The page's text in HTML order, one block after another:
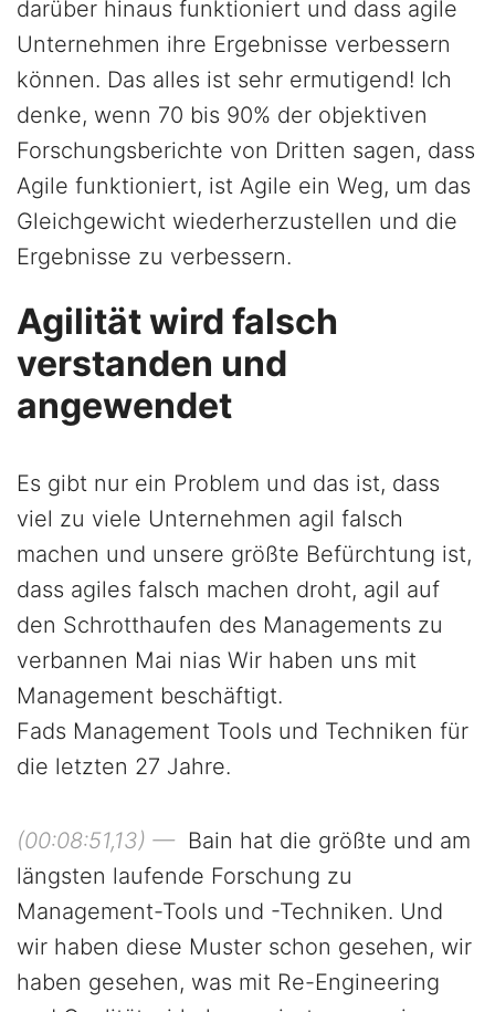
darüber hinaus funktioniert und dass agile
Unternehmen ihre Ergebnisse verbessern
können. Das alles ist sehr ermutigend! Ich
denke, wenn 70 bis 90% der objektiven
Forschungsberichte von Dritten sagen, dass
Agile funktioniert, ist Agile ein Weg, um das
Gleichgewicht wiederherzustellen und die
Ergebnisse zu verbessern.
Agilität wird falsch
verstanden und
angewendet
Es gibt nur ein Problem und das ist, dass
viel zu viele Unternehmen agil falsch
machen und unsere größte Befürchtung ist,
dass agiles falsch machen droht, agil auf
den Schrotthaufen des Managements zu
verbannen Mai nias Wir haben uns mit
Management beschäftigt.
Fads Management Tools und Techniken für
die letzten 27 Jahre.
(00:08:51,13) —Bain hat die größte und am
längsten laufende Forschung zu
Management-Tools und -Techniken. Und
wir haben diese Muster schon gesehen, wir
haben gesehen, was mit Re-Engineering